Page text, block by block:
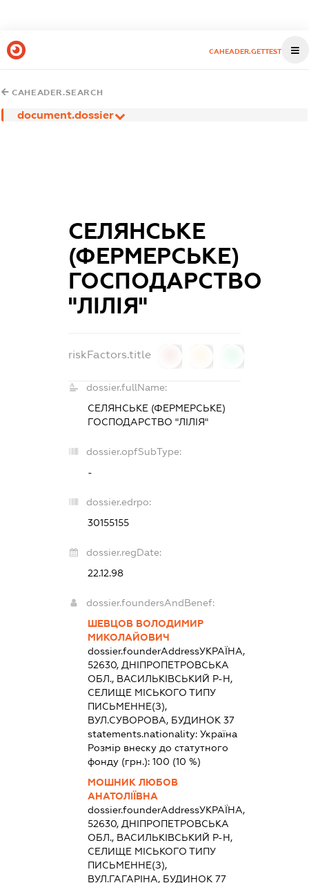
CAHEADER.GETTEST
CAHEADER.SEARCH
document.dossier
СЕЛЯНСЬКЕ
(ФЕРМЕРСЬКЕ)
ГОСПОДАРСТВО
"ЛІЛІЯ"
riskFactors.title
dossier.fullName:
СЕЛЯНСЬКЕ (ФЕРМЕРСЬКЕ)
ГОСПОДАРСТВО "ЛІЛІЯ"
dossier.opfSubType:
-
dossier.edrpo:
30155155
dossier.regDate:
22.12.98
dossier.foundersAndBenef:
ШЕВЦОВ ВОЛОДИМИР
МИКОЛАЙОВИЧ
dossier.founderAddressУКРАЇНА,
52630, ДНІПРОПЕТРОВСЬКА
ОБЛ., ВАСИЛЬКІВСЬКИЙ Р-Н,
СЕЛИЩЕ МІСЬКОГО ТИПУ
ПИСЬМЕННЕ(З),
ВУЛ.СУВОРОВА, БУДИНОК 37
statements.nationality:Україна
Розмір внеску до статутного
фонду (грн.):100 (10 %)
МОШНИК ЛЮБОВ
АНАТОЛІЇВНА
dossier.founderAddressУКРАЇНА,
52630, ДНІПРОПЕТРОВСЬКА
ОБЛ., ВАСИЛЬКІВСЬКИЙ Р-Н,
СЕЛИЩЕ МІСЬКОГО ТИПУ
ПИСЬМЕННЕ(З),
ВУЛ.ГАГАРІНА, БУДИНОК 77